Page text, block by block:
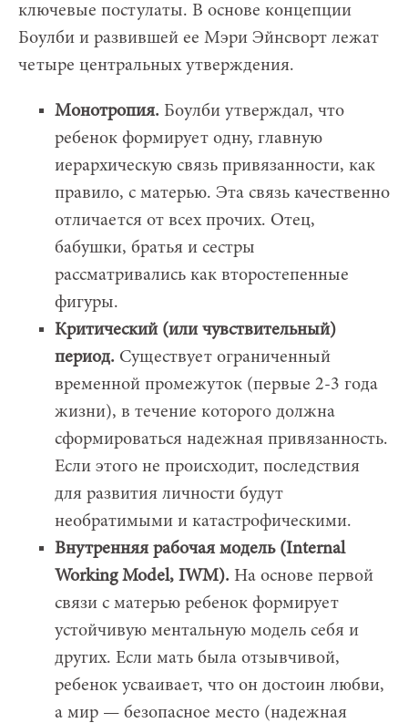
ключевые постулаты. В основе концепции
Боулби и развившей ее Мэри Эйнсворт лежат
четыре центральных утверждения.
Монотропия. Боулби утверждал, что
ребенок формирует одну, главную
иерархическую связь привязанности, как
правило, с матерью. Эта связь качественно
отличается от всех прочих. Отец,
бабушки, братья и сестры
рассматривались как второстепенные
фигуры.
Критический (или чувствительный)
период. Существует ограниченный
временной промежуток (первые 2-3 года
жизни), в течение которого должна
сформироваться надежная привязанность.
Если этого не происходит, последствия
для развития личности будут
необратимыми и катастрофическими.
Внутренняя рабочая модель (Internal
Working Model, IWM). На основе первой
связи с матерью ребенок формирует
устойчивую ментальную модель себя и
других. Если мать была отзывчивой,
ребенок усваивает, что он достоин любви,
а мир — безопасное место (надежная